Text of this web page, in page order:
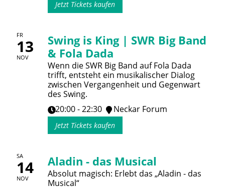
Jetzt Tickets kaufen
FR
13
NOV
Swing is King | SWR Big Band
& Fola Dada
Wenn die SWR Big Band auf Fola Dada
trifft, entsteht ein musikalischer Dialog
zwischen Vergangenheit und Gegenwart
des Swing.
20:00 - 22:30
Neckar Forum
Jetzt Tickets kaufen
SA
14
NOV
Aladin - das Musical
Absolut magisch: Erlebt das „Aladin - das
Musical“